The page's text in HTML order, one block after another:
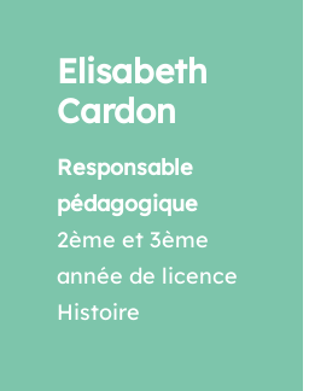
Elisabeth
Cardon
Responsable
pédagogique
2ème et 3ème
année de licence
Histoire